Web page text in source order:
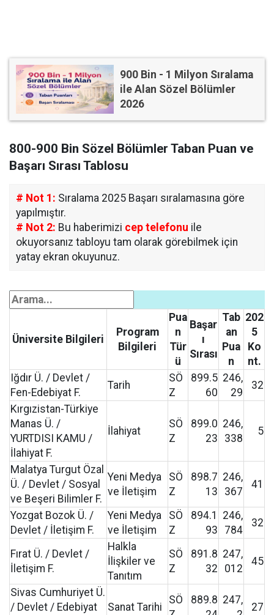
900 Bin - 1 Milyon Sıralama
ile Alan Sözel Bölümler
2026
800-900 Bin Sözel Bölümler Taban Puan ve
Başarı Sırası Tablosu
# Not 1: Sıralama 2025 Başarı sıralamasına göre
yapılmıştır.
# Not 2: Bu haberimizi cep telefonu ile
okuyorsanız tabloyu tam olarak görebilmek için
yatay ekran okuyunuz.
Üniversite Bilgileri
Program
Bilgileri
Pua
n
Tür
ü
Başar
ı
Sırası
Tab
an
Pua
n
202
5
Ko
nt.
Iğdır Ü. / Devlet /
Fen-Edebiyat F.
Tarih
SÖ
Z
899.5
60
246,
29
32
Kırgızistan-Türkiye
Manas Ü. /
YURTDISI KAMU /
İlahiyat F.
İlahiyat
SÖ
Z
899.0
23
246,
338
5
Malatya Turgut Özal
Ü. / Devlet / Sosyal
ve Beşeri Bilimler F.
Yeni Medya
ve İletişim
SÖ
Z
898.7
13
246,
367
41
Yozgat Bozok Ü. /
Devlet / İletişim F.
Yeni Medya
ve İletişim
SÖ
Z
894.1
93
246,
784
32
Fırat Ü. / Devlet /
İletişim F.
Halkla
İlişkiler ve
Tanıtım
SÖ
Z
891.8
32
247,
012
45
Sivas Cumhuriyet Ü.
/ Devlet / Edebiyat
Sanat Tarihi
SÖ
889.8 247,
27